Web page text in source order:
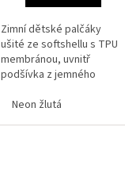
Zimní dětské palčáky
ušité ze softshellu s TPU
membránou, uvnitř
podšívka z jemného
který hřeje, zápěstní
Neon žlutá